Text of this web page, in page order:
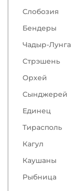
Слобозия
Бендеры
Чадыр-Лунга
Стрэшень
Орхей
Сынджерей
Единец
Тирасполь
Кагул
Каушаны
Рыбница